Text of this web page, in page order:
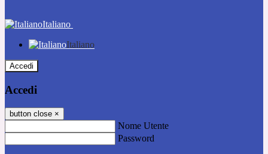
Italiano
Italiano
Accedi
Accedi
button close ×
Nome Utente
Password